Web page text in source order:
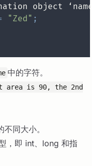
object
"Zed" ;
中的字符。
area is 90, the 2nd
同大小。
，即 int、long 和指